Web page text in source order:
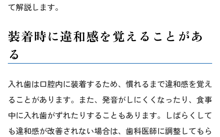
て解説します。
装着時に違和感を覚えることがあ
る
入れ歯は口腔内に装着するため、慣れるまで違和感を覚え
ることがあります。また、発音がしにくくなったり、食事
中に入れ歯がずれたりすることもあります。しばらくして
も違和感が改善されない場合は、歯科医師に調整してもら